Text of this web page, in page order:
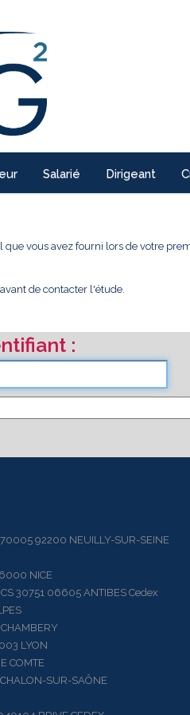
Salarié Dirigeant
vous avez fourni lors de votre
de contacter l'étude.
92200 NEUILLY-SUR-SEINE
NICE
30751 06605 ANTIBES Cedex
LYON
COMTE
SUR-SAÔNE